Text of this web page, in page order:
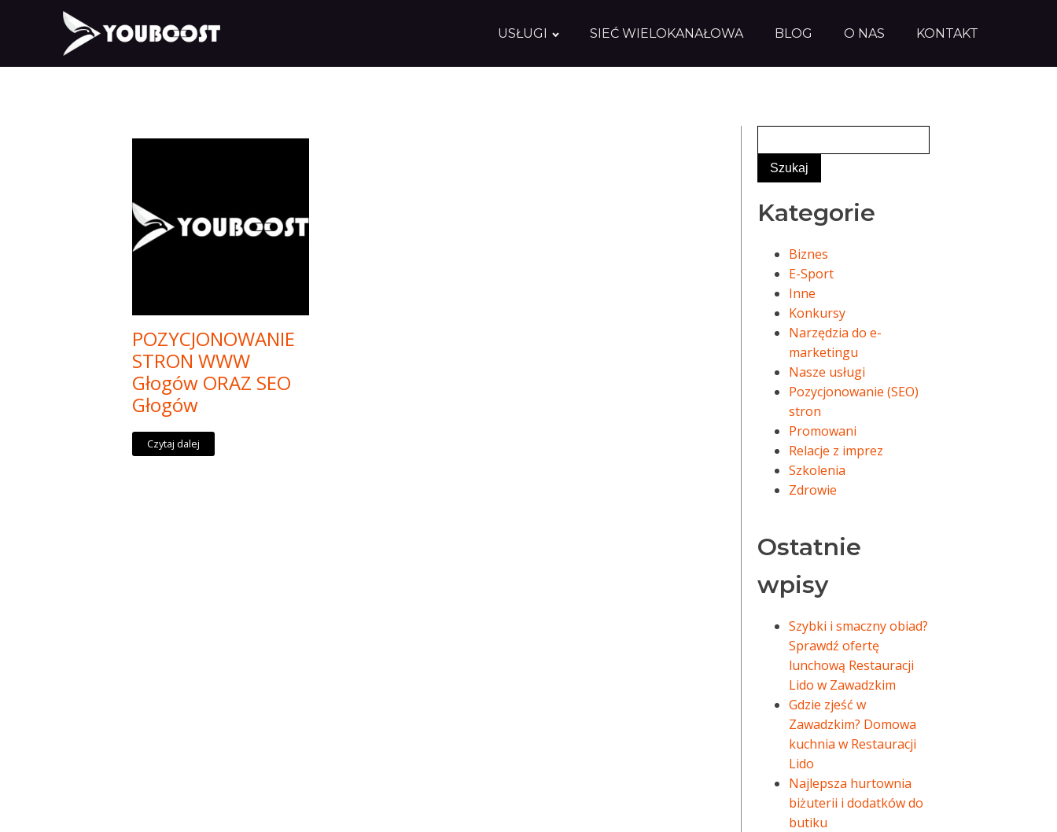
USŁUGI SIEĆ WIELOKANAŁOWA BLOG O NAS KONTAKT
POZYCJONOWANIE
STRON WWW
Głogów ORAZ SEO
Głogów
Czytaj dalej
Kategorie
Biznes
E-Sport
Inne
Konkursy
Narzędzia do e-
marketingu
Nasze usługi
Pozycjonowanie (SEO)
stron
Promowani
Relacje z imprez
Szkolenia
Zdrowie
Ostatnie
wpisy
Szybki i smaczny obiad?
Sprawdź ofertę
lunchową Restauracji
Lido w Zawadzkim
Gdzie zjeść w
Zawadzkim? Domowa
kuchnia w Restauracji
Lido
Najlepsza hurtownia
biżuterii i dodatków do
butiku